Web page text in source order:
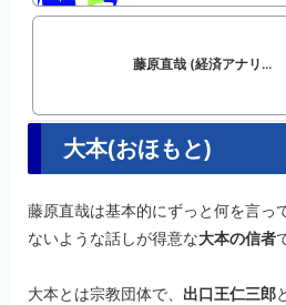
たく新しい経済の枠組みを創造し
ことを通じて、日本全体のあらゆ
藤原直哉 (経済アナリスト) - Wikipedia
大本(おほもと)
藤原直哉は基本的にずっと何を言っ
ないような話しが得意な大本の信者
大本とは宗教団体で、 出口王仁三郎